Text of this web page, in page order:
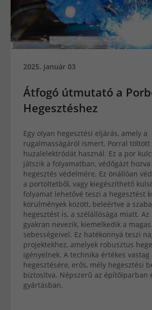
2025. január 03
Átfogó útmutató a
Hegesztéshez
Egy olyan hegesztési eljárás, amely a
rugalmasságáról ismert. Porral töltött
huzalelektródát használ. Ez a por
játszik a folyamatban, védőgázt
hegesztés védelmére. Ez önállóan
a portöltetből, vagy kiegészíthető
folyamat lehetővé teszi a hegesztést
körülmények között, beleértve a
hegesztést is, a szélállósága miatt. Az
gyakran nevezik, kiemelkedik a
sebességeivel. Ez hatékonnyá teszi
projektekhez, amelyek robusztus
igényelnek. A technika értékes vastag
hegesztésére, erős, mély hegesztési
biztosítva. Népszerű az építőiparban
gyártásban.